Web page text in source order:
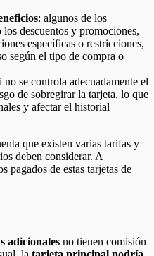
: algunos de los
descuentos y promociones,
específicas o restricciones,
según el tipo de compra o
no se controla adecuadamente el
de sobregirar la tarjeta, lo que
y afectar el historial
que existen varias tarifas y
deben considerar. A
pagados de estas tarjetas de
adicionales no tienen comisión